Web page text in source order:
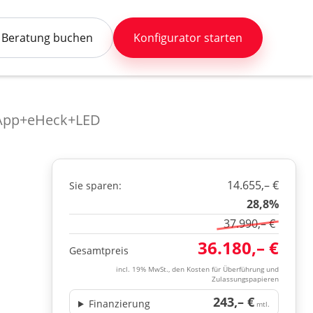
Beratung buchen Konfigurator starten
Sie sparen:
14.655,– €
28,8%
37.990,– €
Gesamtpreis 36.180,– €
incl. 19% MwSt., den Kosten für Überführung und
Zulassungspapieren
243,– € mtl.
Finanzierung